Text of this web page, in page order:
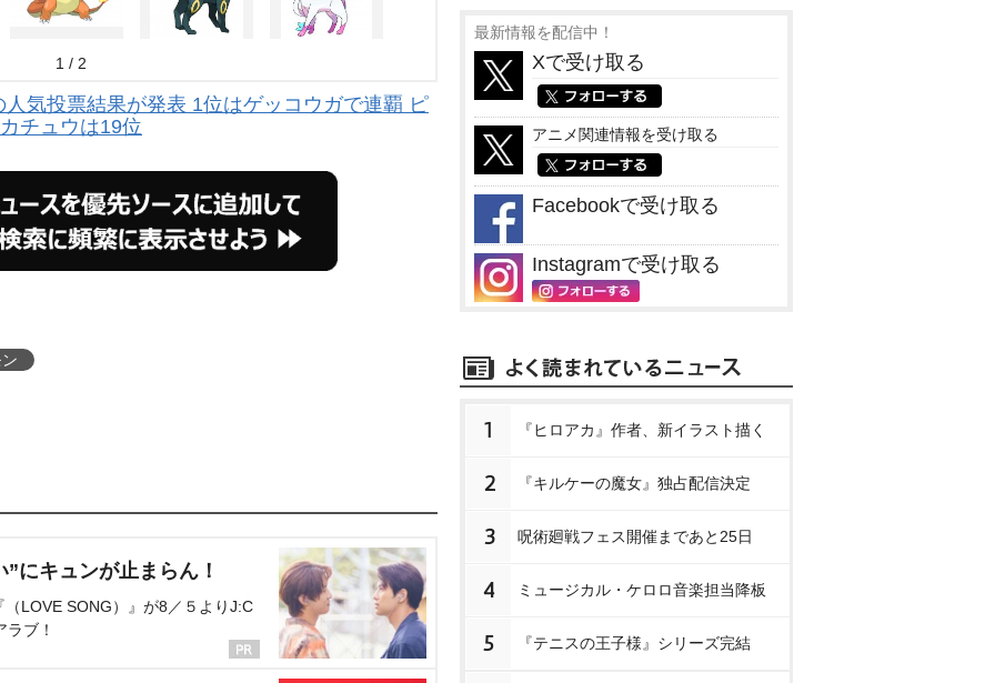
1 / 2
気投票結果が発表 1位はゲッコウガで連覇 ピ
カチュウは19位
にキュンが止まらん！
LOVE SONG）』が8／５よりJ:C
ブ！
最新情報を配信中！
Xで受け取る
アニメ関連情報を受け取る
Facebookで受け取る
Instagramで受け取る
1 『ヒロアカ』作者、新イラスト描く
2 『キルケーの魔女』独占配信決定
3 呪術廻戦フェス開催まであと25日
4 ミュージカル・ケロロ音楽担当降板
5 『テニスの王子様』シリーズ完結